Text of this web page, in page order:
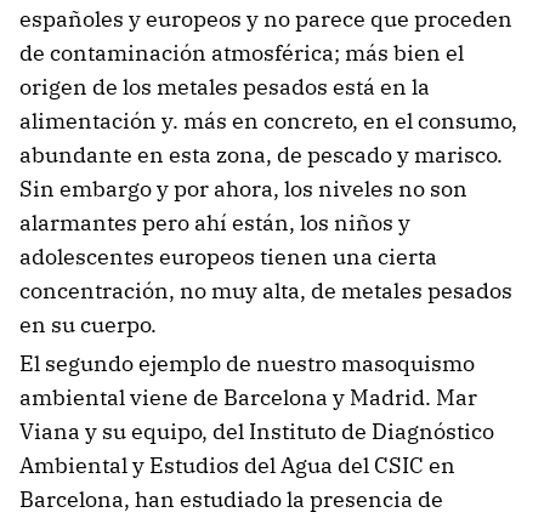
españoles y europeos y no parece que proceden
de contaminación atmosférica; más bien el
origen de los metales pesados está en la
alimentación y. más en concreto, en el consumo,
abundante en esta zona, de pescado y marisco.
Sin embargo y por ahora, los niveles no son
alarmantes pero ahí están, los niños y
adolescentes europeos tienen una cierta
concentración, no muy alta, de metales pesados
en su cuerpo.
El segundo ejemplo de nuestro masoquismo
ambiental viene de Barcelona y Madrid. Mar
Viana y su equipo, del Instituto de Diagnóstico
Ambiental y Estudios del Agua del CSIC en
Barcelona, han estudiado la presencia de